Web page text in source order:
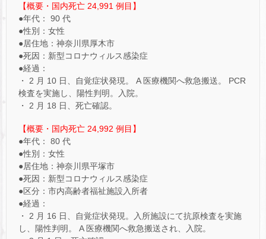
【概要・国内死亡 24,991 例目】
●年代： 90 代
●性別：女性
●居住地：神奈川県厚木市
●死因：新型コロナウィルス感染症
●経過：
・ 2 月 10 日、自覚症状発現。 A 医療機関へ救急搬送。 PCR
検査を実施し、陽性判明。入院。
・ 2 月 18 日、死亡確認。
【概要・国内死亡 24,992 例目】
●年代： 80 代
●性別：女性
●居住地：神奈川県平塚市
●死因：新型コロナウィルス感染症
●区分：市内高齢者福祉施設入所者
●経過：
・ 2 月 16 日、自覚症状発現。入所施設にて抗原検査を実施
し、陽性判明。 A 医療機関へ救急搬送され、入院。